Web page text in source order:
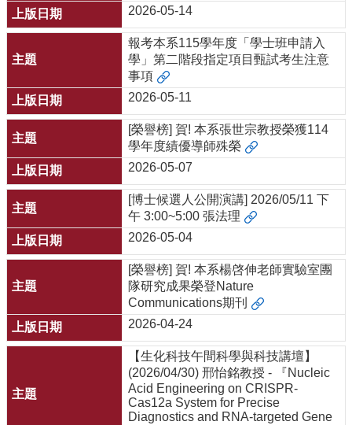
博
士
班
系
會
動
態
常
用
源
下
載
心
捐
款
2026-05-14
報考本系115學年度「學士班申請入
學」第二階段指定項目甄試考生注意
事項
2026-05-11
[榮譽榜] 賀! 本系張世宗教授榮獲114
學年度績優導師殊榮
2026-05-07
[博士候選人公開演講] 2026/05/11 下
午 3:00~5:00 張法理
2026-05-04
[榮譽榜] 賀! 本系楊啓伸老師實驗室團
隊研究成果榮登Nature
Communications期刊
2026-04-24
【生化科技午間科學與科技講壇】
(2026/04/30) 邢怡銘教授 - 『Nucleic
Acid Engineering on CRISPR-
Cas12a System for Precise
Diagnostics and RNA-targeted Gene